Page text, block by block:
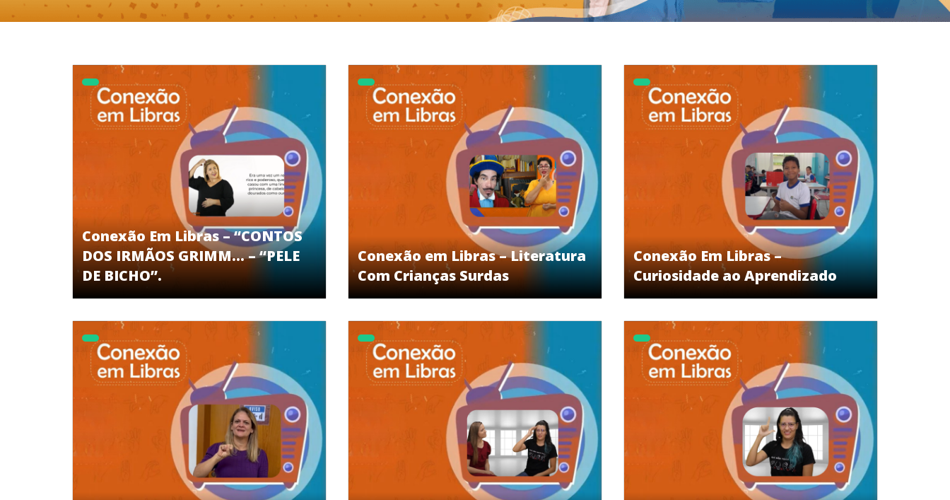
Conexão Em Libras – “CONTOS
DOS IRMÃOS GRIMM… – “PELE
DE BICHO”.
Conexão em Libras – Literatura
Com Crianças Surdas
Conexão Em Libras –
Curiosidade ao Aprendizado